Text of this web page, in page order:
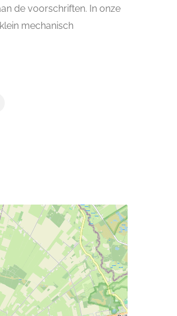
de voorschriften. In onze
mechanisch